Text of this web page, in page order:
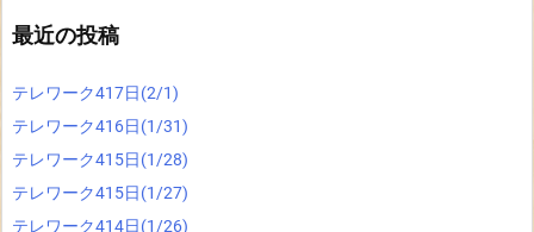
最近の投稿
テレワーク417日(2/1)
テレワーク416日(1/31)
テレワーク415日(1/28)
テレワーク415日(1/27)
テレワーク414日(1/26)